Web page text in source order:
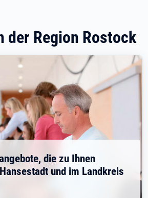
der Region Rostock
die zu Ihnen
und im Landkreis